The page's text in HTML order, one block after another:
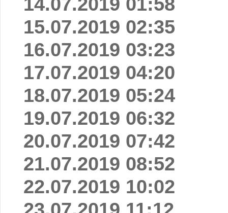
15.07.2019 02:35
16.07.2019 03:23
17.07.2019 04:20
18.07.2019 05:24
19.07.2019 06:32
20.07.2019 07:42
21.07.2019 08:52
22.07.2019 10:02